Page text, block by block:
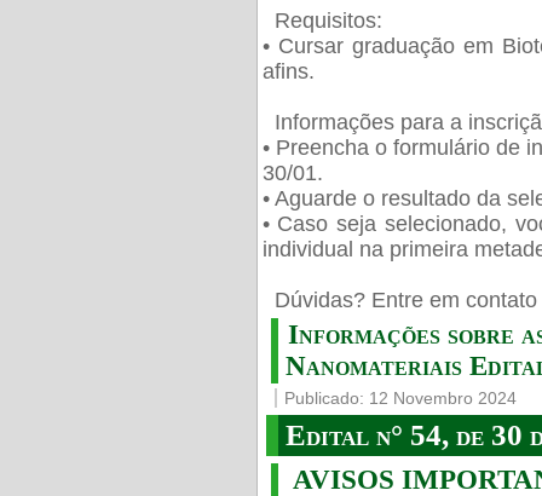
Requisitos:
• Cursar graduação em
afins.
Informações para a
• Preencha o formulário de
30/01.
• Aguarde o resultado da
• Caso seja selecionado,
individual na primeira
Dúvidas? Entre em
Informações sobre
Nanomateriais
Publicado: 12 Novembro 2024
Edital n° 54, de 30
AVISOS